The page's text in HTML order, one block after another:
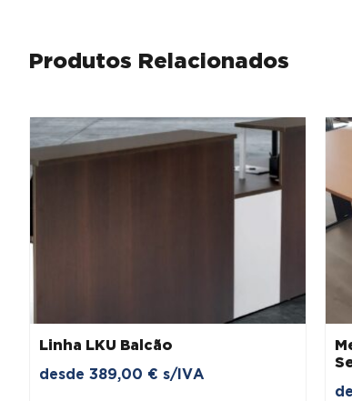
Produtos Relacionados
Linha LKU Balcão
desde 389,00 € s/IVA